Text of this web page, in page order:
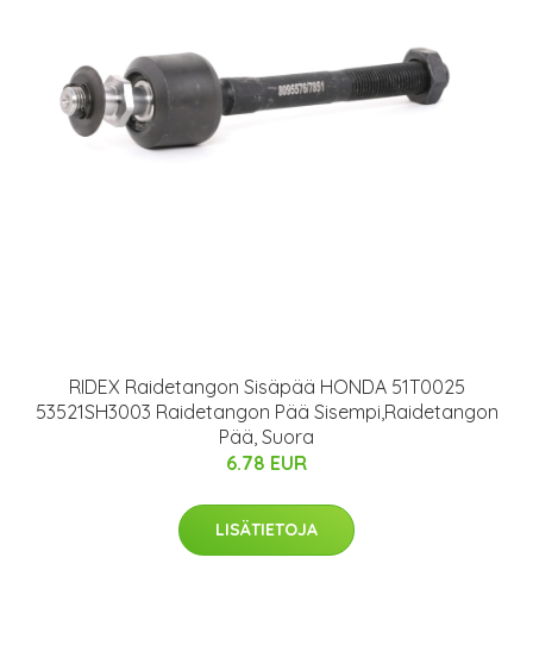
RIDEX Raidetangon Sisäpää HONDA 51T0025
53521SH3003 Raidetangon Pää Sisempi,Raidetangon
Pää, Suora
6.78 EUR
LISÄTIETOJA